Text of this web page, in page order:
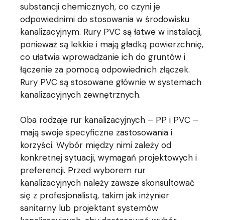
substancji chemicznych, co czyni je
odpowiednimi do stosowania w środowisku
kanalizacyjnym. Rury PVC są łatwe w instalacji,
ponieważ są lekkie i mają gładką powierzchnię,
co ułatwia wprowadzanie ich do gruntów i
łączenie za pomocą odpowiednich złączek.
Rury PVC są stosowane głównie w systemach
kanalizacyjnych zewnętrznych.
Oba rodzaje rur kanalizacyjnych – PP i PVC –
mają swoje specyficzne zastosowania i
korzyści. Wybór między nimi zależy od
konkretnej sytuacji, wymagań projektowych i
preferencji. Przed wyborem rur
kanalizacyjnych należy zawsze skonsultować
się z profesjonalistą, takim jak inżynier
sanitarny lub projektant systemów